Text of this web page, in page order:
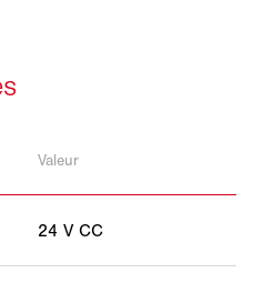
Valeur
24 V CC